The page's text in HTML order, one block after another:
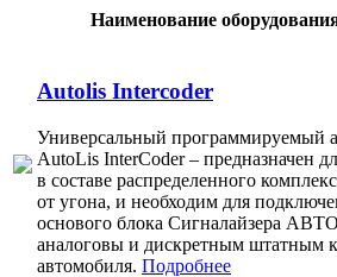
Наименование
Autolis Intercoder
Универсальный программируемый
AutoLis InterCoder – предназначен
в составе распределенного
от угона, и необходим для
основого блока Сигналайзера
аналоговы и дискретным штатным
автомобиля. Подробнее